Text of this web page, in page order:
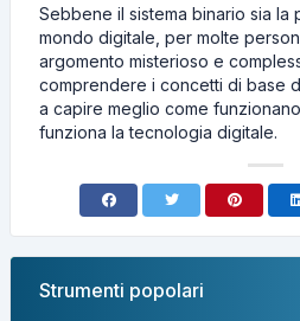
Sebbene il sistema binario sia la
mondo digitale, per molte
argomento misterioso e
comprendere i concetti di base
a capire meglio come
funziona la tecnologia digitale.
Strumenti popolari